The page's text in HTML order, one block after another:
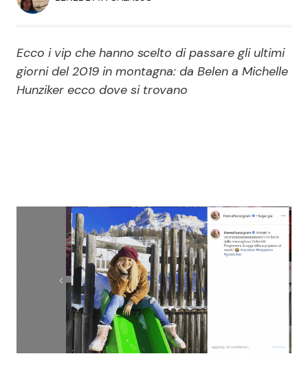
Economia
Persone Scomparse
Politica
Programmi TV
Reality e Talent
News Cinema
News Musica
News Spettacolo
News dal mondo
Benessere Cucina e Ricette
Ecco i vip che hanno scelto di passare gli ultimi
giorni del 2019 in montagna: da Belen a Michelle
Hunziker ecco dove si trovano